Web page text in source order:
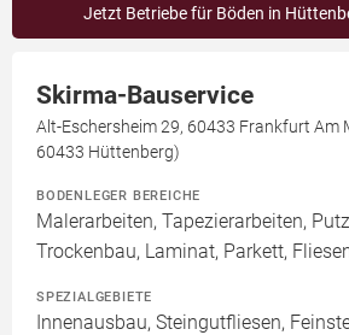
Jetzt Betriebe für Böden in
Skirma-Bauservice
Alt-Eschersheim 29, 60433 Frankfurt Am
60433 Hüttenberg)
BODENLEGER BEREICHE
Malerarbeiten, Tapezierarbeiten,
Trockenbau, Laminat, Parkett,
SPEZIALGEBIETE
Innenausbau, Steingutfliesen,